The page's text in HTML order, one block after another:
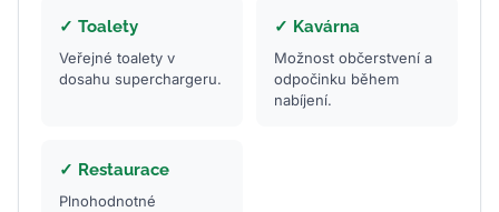
✓ Toalety
Veřejné toalety v
dosahu superchargeru.
✓ Kavárna
Možnost občerstvení a
odpočinku během
nabíjení.
✓ Restaurace
Plnohodnotné